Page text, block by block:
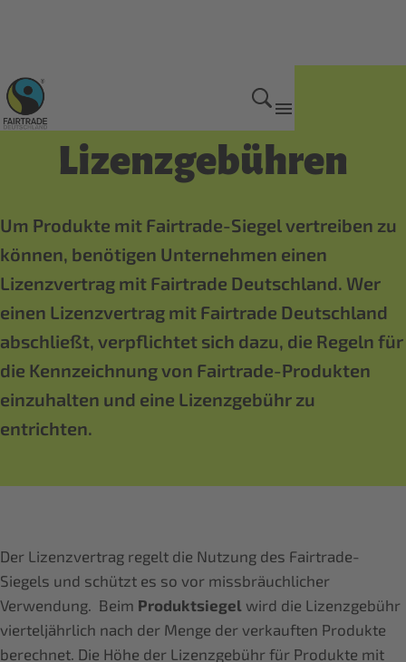
Erstkontaktformular
Lizenzgebühren
Um Produkte mit Fairtrade-Siegel vertreiben zu
können, benötigen Unternehmen einen
Lizenzvertrag mit Fairtrade Deutschland. Wer
einen Lizenzvertrag mit Fairtrade Deutschland
abschließt, verpflichtet sich dazu, die Regeln für
die Kennzeichnung von Fairtrade-Produkten
einzuhalten und eine Lizenzgebühr zu
entrichten.
Der Lizenzvertrag regelt die Nutzung des Fairtrade-
Siegels und schützt es so vor missbräuchlicher
Verwendung. Beim Produktsiegel wird die Lizenzgebühr
vierteljährlich nach der Menge der verkauften Produkte
berechnet. Die Höhe der Lizenzgebühr für Produkte mit